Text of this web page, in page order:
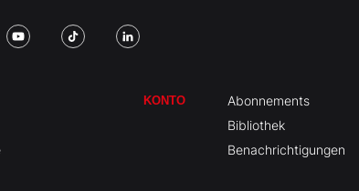
KONTO
Abonnements
Bibliothek
Benachrichtigungen